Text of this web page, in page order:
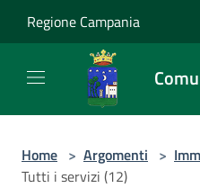
Regione Campania
Home > Argomenti >
Tutti i servizi (12)